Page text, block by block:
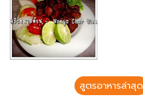
สูตรอาหารล่าสุด